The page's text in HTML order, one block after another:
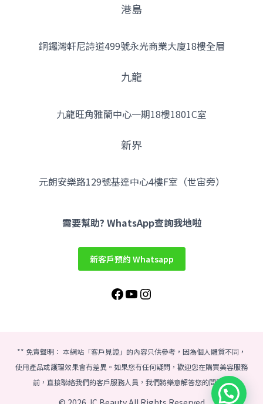
港島
銅鑼灣軒尼詩道499號永光商業大廈18樓全層
九龍
九龍旺角雅蘭中心一期18樓1801C室
新界
元朗安樂路129號基達中心4樓F室（世宙旁）
需要幫助? WhatsApp查詢我地啦
新客戶預約 Whatsapp
Facebook
YouTube
Instagram
** 免責聲明： 本網站「客戶見證」的內容只供參考，因為個人體質不同，
使用產品或護理效果會有差異。如果您有任何疑問，歡迎您在購買美容服務
前，直接聯絡我們的客戶服務人員，我們將樂意解答您的問題。